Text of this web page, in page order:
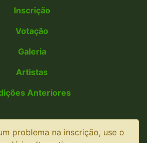
Inscrição
Votação
Galeria
Artistas
Anteriores
problema na inscrição, use o